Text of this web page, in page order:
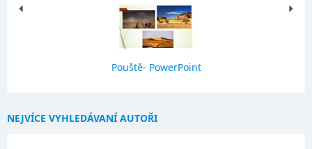
Pouště- PowerPoint
NEJVÍCE VYHLEDÁVANÍ AUTOŘI